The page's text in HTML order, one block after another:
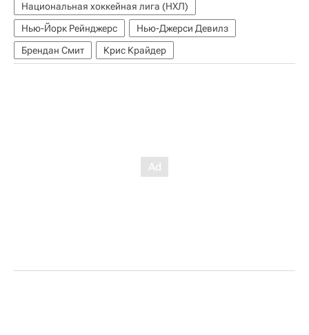
Национальная хоккейная лига (НХЛ)
Нью-Йорк Рейнджерс
Нью-Джерси Девилз
Брендан Смит
Крис Крайдер